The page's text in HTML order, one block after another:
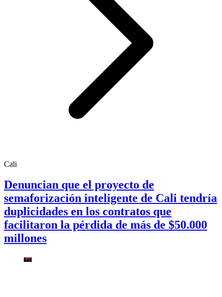
Cali
Denuncian que el proyecto de
semaforización inteligente de Cali tendría
duplicidades en los contratos que
facilitaron la pérdida de más de $50.000
millones